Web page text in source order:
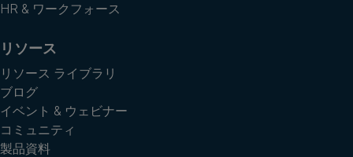
HR & ワークフォース
リソース
リソース ライブラリ
ブログ
イベント & ウェビナー
コミュニティ
製品資料